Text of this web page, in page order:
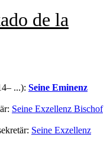
de la
...): Seine Eminenz
Seine Exzellenz Bischof
Seine Exzellenz